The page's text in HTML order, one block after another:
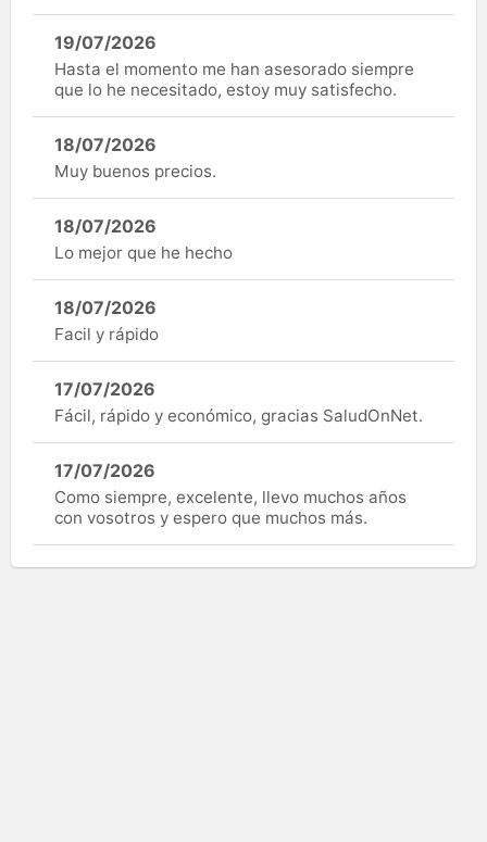
19/07/2026
Hasta el momento me han asesorado siempre
que lo he necesitado, estoy muy satisfecho.
18/07/2026
Muy buenos precios.
18/07/2026
Lo mejor que he hecho
18/07/2026
Facil y rápido
17/07/2026
Fácil, rápido y económico, gracias SaludOnNet.
17/07/2026
Como siempre, excelente, llevo muchos años
con vosotros y espero que muchos más.